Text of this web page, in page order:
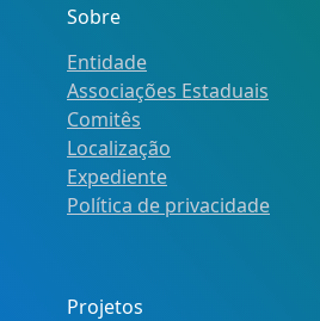
Sobre
Entidade
Associações Estaduais
Comitês
Localização
Expediente
Política de privacidade
Projetos